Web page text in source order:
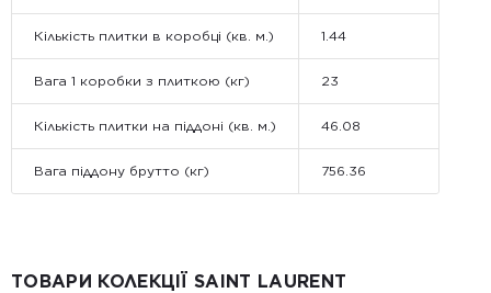
Кількість плитки в коробці (кв. м.) 1.44
Вага 1 коробки з плиткою (кг) 23
Кількість плитки на піддоні (кв. м.) 46.08
Вага піддону брутто (кг) 756.36
ТОВАРИ КОЛЕКЦІЇ SAINT LAURENT